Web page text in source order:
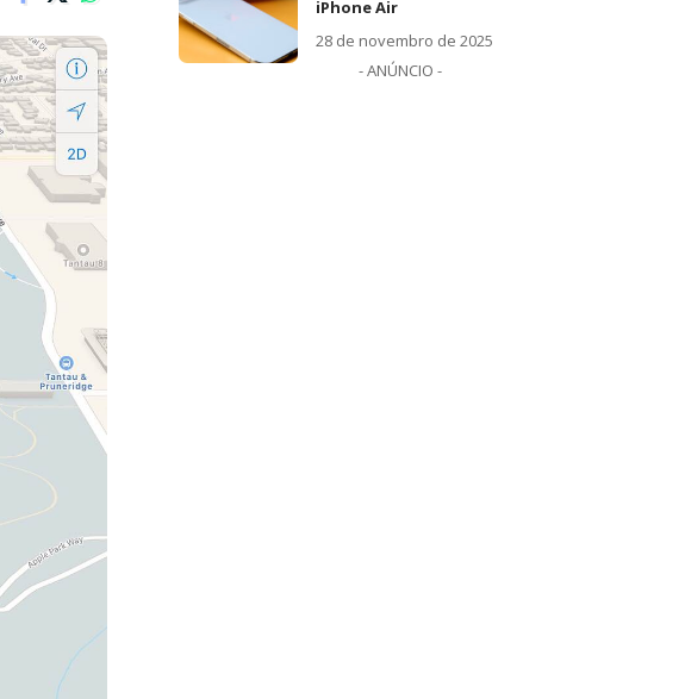
iPhone Air
28 de novembro de 2025
- ANÚNCIO -